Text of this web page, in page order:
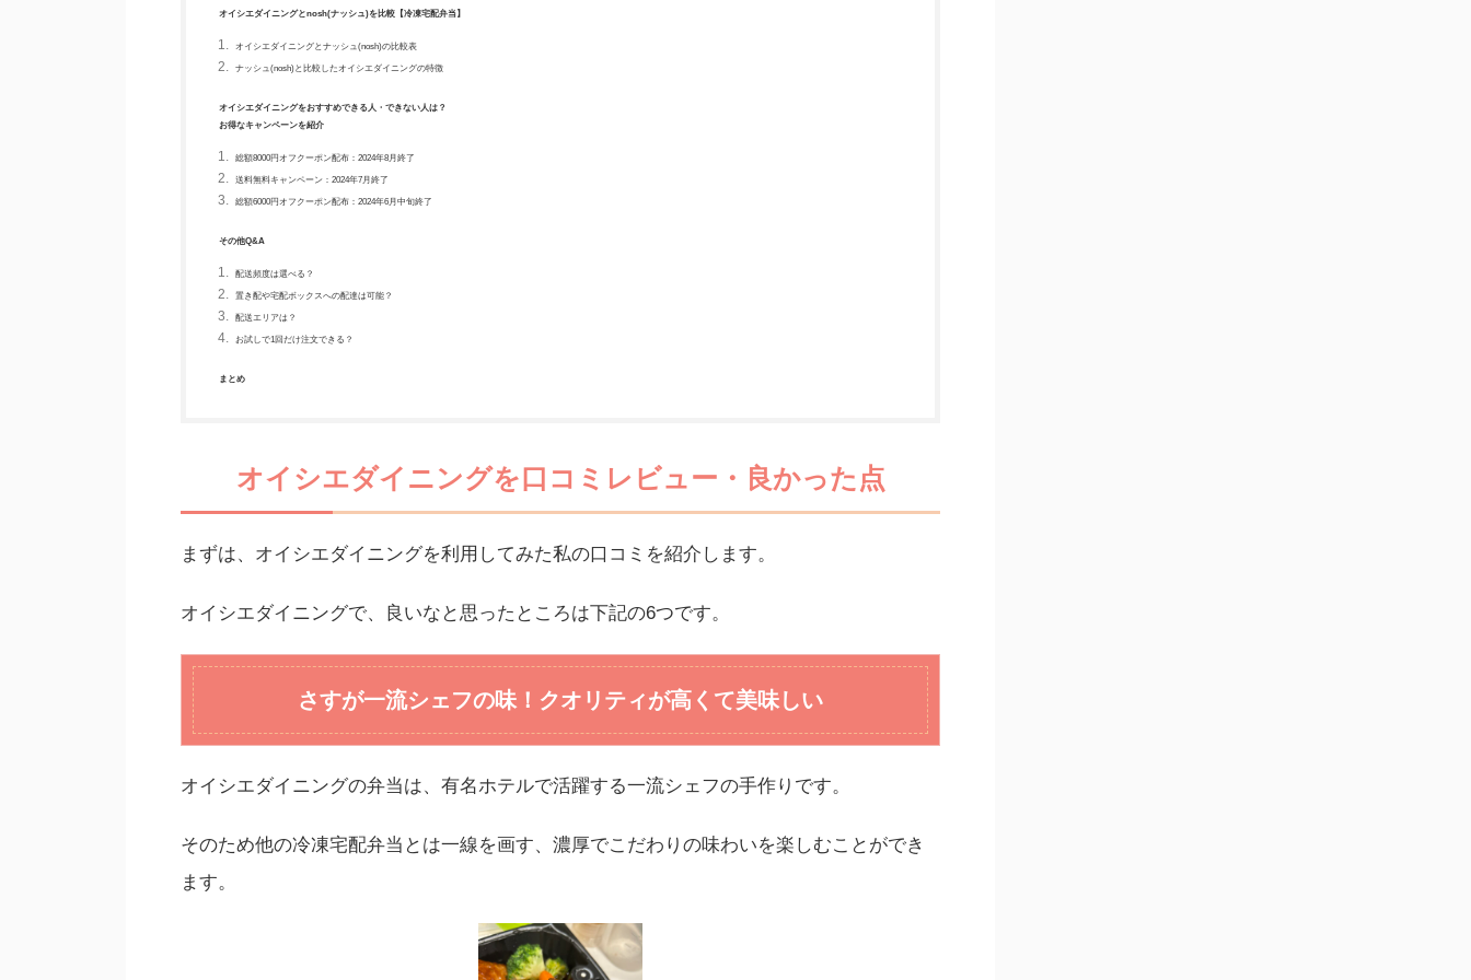
オイシエダイニングとnosh(ナッシュ)を比較【冷凍宅配弁当】
オイシエダイニングとナッシュ(nosh)の比較表
ナッシュ(nosh)と比較したオイシエダイニングの特徴
オイシエダイニングをおすすめできる人・できない人は？
お得なキャンペーンを紹介
総額8000円オフクーポン配布：2024年8月終了
送料無料キャンペーン：2024年7月終了
総額6000円オフクーポン配布：2024年6月中旬終了
その他Q&A
配送頻度は選べる？
置き配や宅配ボックスへの配達は可能？
配送エリアは？
お試しで1回だけ注文できる？
まとめ
オイシエダイニングを口コミレビュー・良かった点
まずは、オイシエダイニングを利用してみた私の口コミを紹介します。
オイシエダイニングで、良いなと思ったところは下記の6つです。
さすが一流シェフの味！クオリティが高くて美味しい
オイシエダイニングの弁当は、有名ホテルで活躍する一流シェフの手作りです。
そのため他の冷凍宅配弁当とは一線を画す、濃厚でこだわりの味わいを楽しむことができ
ます。